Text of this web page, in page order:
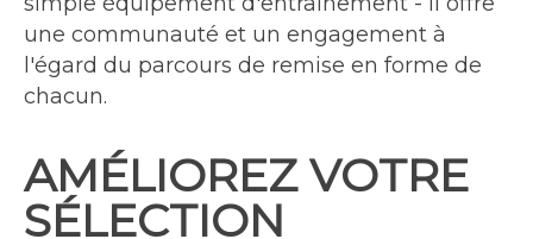
une communauté et un engagement à
l'égard du parcours de remise en forme de
chacun.
AMÉLIOREZ VOTRE
SÉLECTION